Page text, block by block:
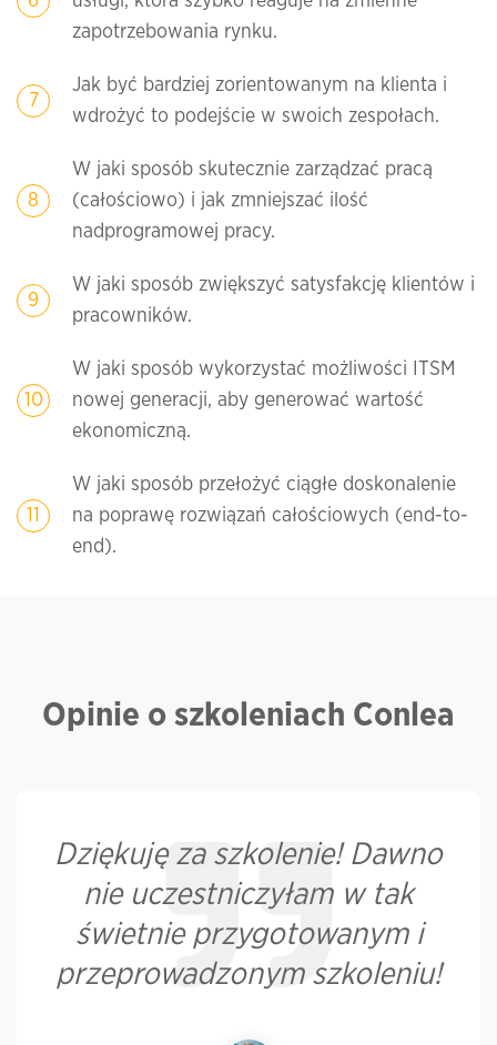
zapotrzebowania rynku.
Jak być bardziej zorientowanym na klienta i
wdrożyć to podejście w swoich zespołach.
W jaki sposób skutecznie zarządzać pracą
(całościowo) i jak zmniejszać ilość
nadprogramowej pracy.
W jaki sposób zwiększyć satysfakcję klientów i
pracowników.
W jaki sposób wykorzystać możliwości ITSM
nowej generacji, aby generować wartość
ekonomiczną.
W jaki sposób przełożyć ciągłe doskonalenie
na poprawę rozwiązań całościowych (end-to-
end).
Opinie o szkoleniach Conlea
Dziękuję za szkolenie! Dawno
nie uczestniczyłam w tak
świetnie przygotowanym i
przeprowadzonym szkoleniu!